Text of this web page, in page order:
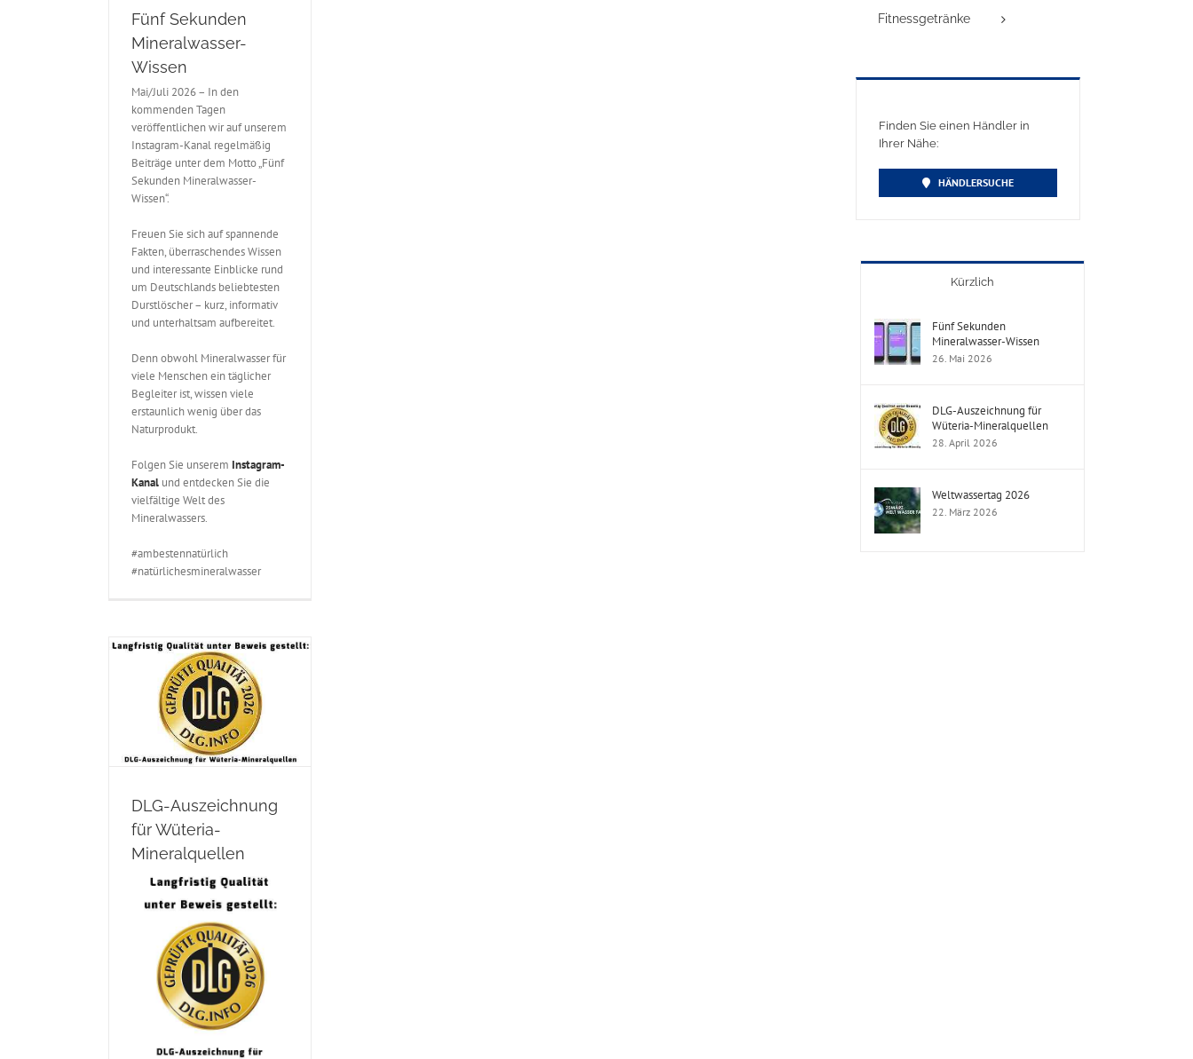
Fünf Sekunden
Mineralwasser-
Wissen
Mai/Juli 2026 – In den
kommenden Tagen
veröffentlichen wir auf unserem
Instagram-Kanal regelmäßig
Beiträge unter dem Motto „Fünf
Sekunden Mineralwasser-
Wissen“.
Freuen Sie sich auf spannende
Fakten, überraschendes Wissen
und interessante Einblicke rund
um Deutschlands beliebtesten
Durstlöscher – kurz, informativ
und unterhaltsam aufbereitet.
Denn obwohl Mineralwasser für
viele Menschen ein täglicher
Begleiter ist, wissen viele
erstaunlich wenig über das
Naturprodukt.
Folgen Sie unserem Instagram-
Kanal und entdecken Sie die
vielfältige Welt des
Mineralwassers.
#ambestennatürlich
#natürlichesmineralwasser
DLG-Auszeichnung
für Wüteria-
Mineralquellen
Fitnessgetränke
Finden Sie einen Händler in
Ihrer Nähe:
HÄNDLERSUCHE
Kürzlich
Fünf Sekunden
Mineralwasser-Wissen
26. Mai 2026
DLG-Auszeichnung für
Wüteria-Mineralquellen
28. April 2026
Weltwassertag 2026
22. März 2026